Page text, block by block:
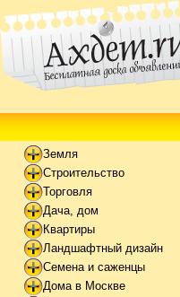
Земля
Строительство
Торговля
Дача, дом
Квартиры
Ландшафтный дизайн
Семена и саженцы
Дома в Москве